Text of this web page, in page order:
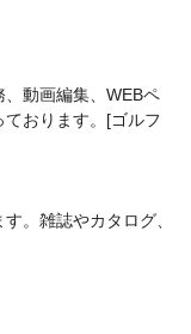
動画編集、WEBペ
おります。[ゴルフ
。雑誌やカタログ、